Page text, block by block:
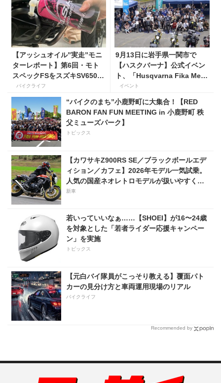
【アッシュオイル”実走”モニ
ターレポート】第6回・モト
スペックFSをスズキSV650X
に！ 「長年ストレスだった
シフトの固さがコレのおかげ
で滑らかに！」
バイクライフ
9月13日に岩手県一関市で
【ハスクバーナ】公式イベン
ト、「Husqvarna Fika Meet
in 一関」を開催
イベント
“バイクのまち”小鹿野町に大集合！【RED
BARON FAN FUN MEETING in 小鹿野町 秩
父ミューズパーク】
トピックス
【カワサキZ900RS SE／ブラックボールエデ
ィション／カフェ】2026年モデル一気試乗。
人気の国産ネオレトロモデルが扱いやすく上
質に進化！
新車
若いっていいなぁ……【SHOEI】が16〜24歳
を対象とした「若者ライダー応援キャンペー
ン」を実施
トピックス
【元白バイ隊員がこっそり教える】覆面パト
カーの見分け方と車両運用現場のリアル
バイクライフ
Recommended by